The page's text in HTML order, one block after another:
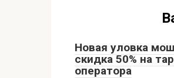
Новая уловка
скидка 50% на
оператора